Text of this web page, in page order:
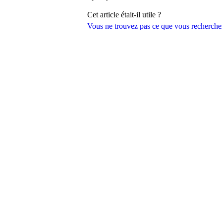
Vous ne trouvez pas ce que vous
Cet article était-il utile ?